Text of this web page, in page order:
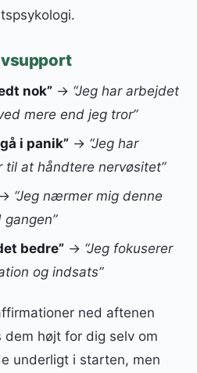
nok”→ “Jeg har arbejdet
mere end jeg tror”
i panik”→ “Jeg har
at håndtere nervøsitet”
“Jeg nærmer mig denne
bedre”→ “Jeg fokuserer
og indsats”
ned aftenen
højt for dig selv om
underligt i starten, men